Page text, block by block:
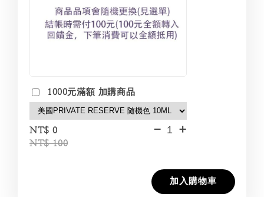
1000元滿額 加購商品
NT$ 0
NT$ 100
- +
加入購物車